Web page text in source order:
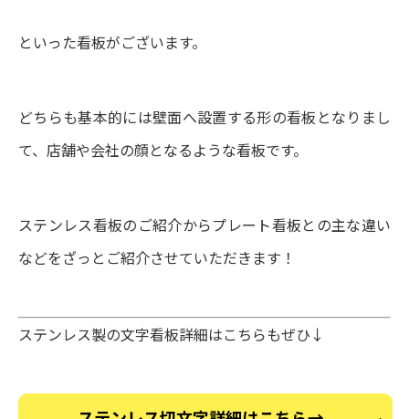
といった看板がございます。
どちらも基本的には壁面へ設置する形の看板となりまし
て、店舗や会社の顔となるような看板です。
ステンレス看板のご紹介からプレート看板との主な違い
などをざっとご紹介させていただきます！
ステンレス製の文字看板詳細はこちらもぜひ↓